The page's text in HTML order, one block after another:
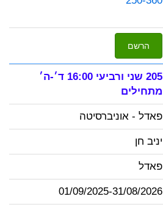
הרשם
205 שני ורביעי 16:00 ד׳-ה׳
מתחילים
פאדל - אוניברסיטה
יניב חן
פאדל
01/09/2025-31/08/2026